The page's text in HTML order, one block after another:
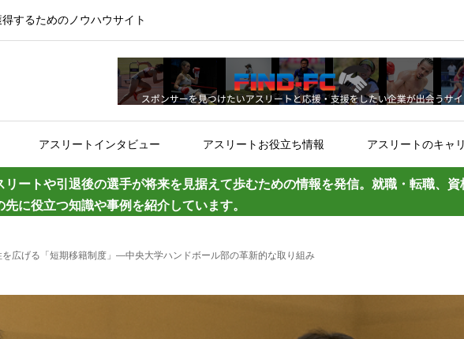
するためのノウハウサイト
アスリートインタビュー アスリートお役立ち情報 アスリートのキャ
リートや引退後の選手が将来を見据えて歩むための情報を発信。就職・転職、
先に役立つ知識や事例を紹介しています。
を広げる「短期移籍制度」—中央大学ハンドボール部の革新的な取り組み